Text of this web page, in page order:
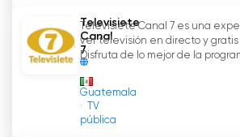
un servicio de streaming para
puedan ver programas en
cualquier lugar. Esto significa que
espectadores pueden disfrutar de
programas favoritos sin tener
servicio de televisión por cable, y
Televisiete
Canal
7
Guatemala
TV
pública
Televisiete Canal 7 es una
ver televisión en directo y
Disfruta de lo mejor de la